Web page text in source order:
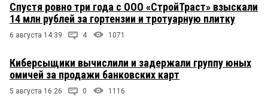
Спустя ровно три года с ООО «СтройТраст» взыскали
14 млн рублей за гортензии и тротуарную плитку
6 августа 14:39 4 1071
Киберсыщики вычислили и задержали группу юных
омичей за продажи банковских карт
5 августа 16:26 0 1116